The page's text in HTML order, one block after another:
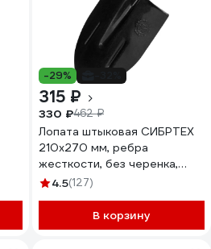
-29%
315 ₽
330 ₽462 ₽
Лопата штыковая СИБРТЕХ
210х270 мм, ребра
жесткости, без черенка,
Россия, 61470
4.5(127)
В корзину